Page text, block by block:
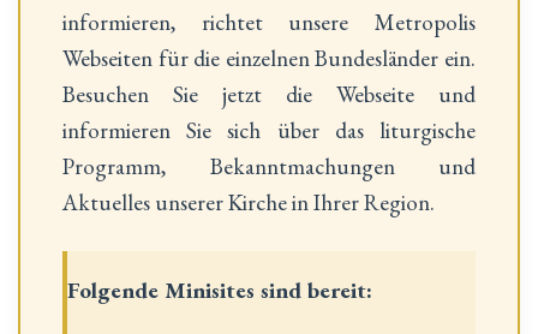
informieren, richtet unsere Metropolis
Webseiten für die einzelnen Bundesländer ein.
Besuchen Sie jetzt die Webseite und
informieren Sie sich über das liturgische
Programm, Bekanntmachungen und
Aktuelles unserer Kirche in Ihrer Region.
Folgende Minisites sind bereit: